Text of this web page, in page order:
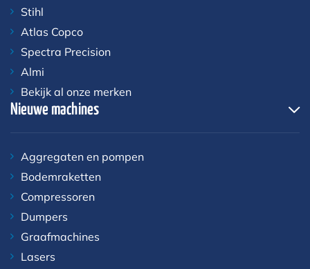
Stihl
Atlas Copco
Spectra Precision
Almi
Bekijk al onze merken
Nieuwe machines
Aggregaten en pompen
Bodemraketten
Compressoren
Dumpers
Graafmachines
Lasers